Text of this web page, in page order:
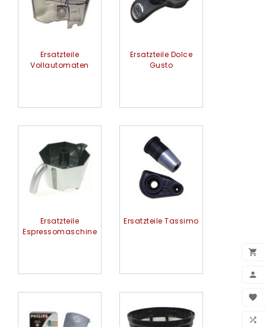




Ersatzteile
Vollautomaten
Ersatzteile Dolce
Gusto
Ersatzteile
Espressomaschine
Ersatzteile Tassimo